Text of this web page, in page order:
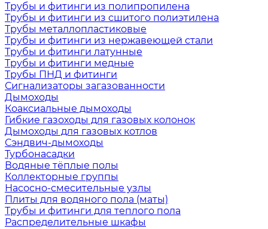
Трубы и фитинги из полипропилена
Трубы и фитинги из сшитого полиэтилена
Трубы металлопластиковые
Трубы и фитинги из нержавеющей стали
Трубы и фитинги латунные
Трубы и фитинги медные
Трубы ПНД и фитинги
Сигнализаторы загазованности
Дымоходы
Коаксиальные дымоходы
Гибкие газоходы для газовых колонок
Дымоходы для газовых котлов
Сэндвич-дымоходы
Турбонасадки
Водяные тёплые полы
Коллекторные группы
Насосно-смесительные узлы
Плиты для водяного пола (маты)
Трубы и фитинги для теплого пола
Распределительные шкафы